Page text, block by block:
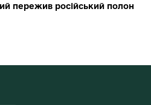
пережив російський полон